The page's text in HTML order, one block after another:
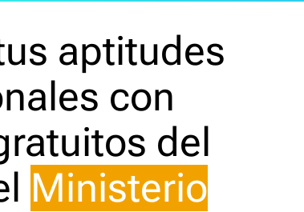
aptitudes
con
del
Ministerio